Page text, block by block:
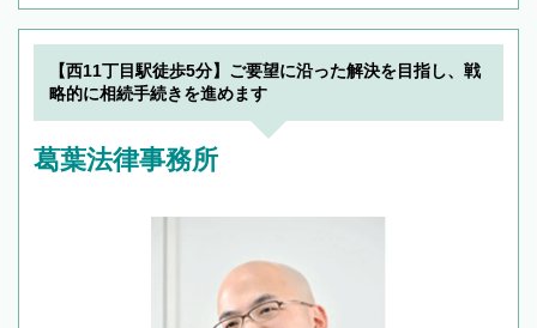
【西11丁目駅徒歩5分】ご要望に沿った解決を目指し、戦
略的に相続手続きを進めます
葛葉法律事務所